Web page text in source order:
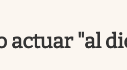
actuar "al